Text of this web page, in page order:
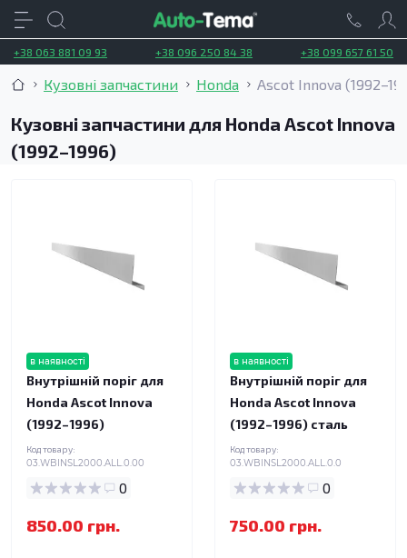
+38 063 881 09 93 +38 096 250 84 38 +38 099 657 61 50
Кузовні запчастини Honda Ascot Innova
Кузовні запчастини для Honda Ascot Innova
(1992–1996)
в наявності
Внутрішній поріг для
Honda Ascot Innova
(1992–1996)
Код товару:
03.WBINSL2000.ALL.0.00
0
850.00 грн.
в наявності
Внутрішній поріг для
Honda Ascot Innova
(1992–1996) сталь
Код товару:
03.WBINSL2000.ALL.0.0
0
750.00 грн.